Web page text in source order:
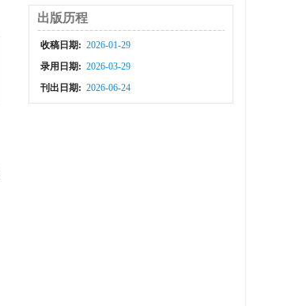
出版历程
收稿日期: 2026-01-29
录用日期: 2026-03-29
刊出日期: 2026-06-24